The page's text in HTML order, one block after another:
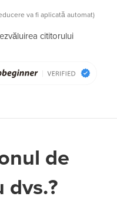
va fi aplicată automat)
cititorului
de